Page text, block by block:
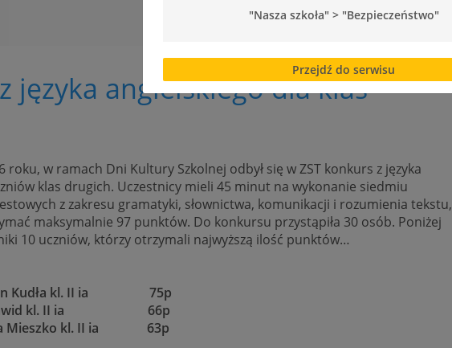
języka angielskiego dla klas
roku, w ramach Dni Kultury Szkolnej odbył się w ZST konkurs z języka
klas drugich. Uczestnicy mieli 45 minut na wykonanie siedmiu
z zakresu gramatyki, słownictwa, komunikacji i rozumienia tekstu,
maksymalnie 97 punktów. Do konkursu przystąpiła 30 osób. Poniżej
10 uczniów, którzy otrzymali najwyższą ilość punktów…
Kudła kl. II ia 75p
Dawid kl. II ia 66p
Mieszko kl. II ia 63p
"Nasza szkoła" > "Bezpieczeństwo"
Przejdź do serwisu